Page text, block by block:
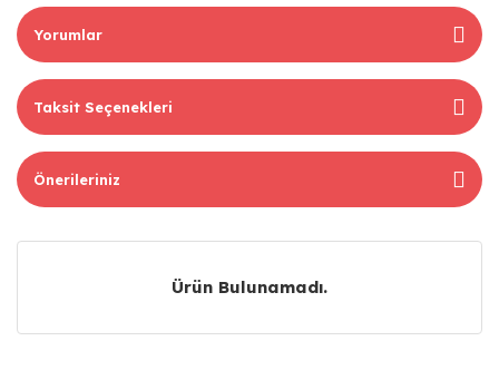
Yorumlar
Taksit Seçenekleri
Önerileriniz
Ürün Bulunamadı.